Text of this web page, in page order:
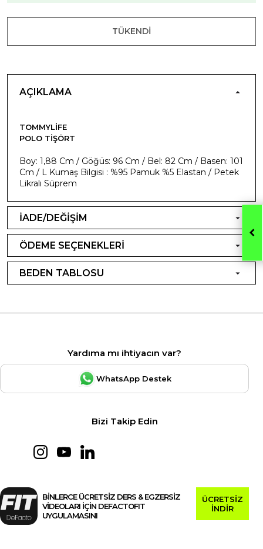
TÜKENDI
AÇIKLAMA
TOMMYLIFE
POLO TIŞÖRT
Boy: 1,88 Cm / Göğüs: 96 Cm / Bel: 82 Cm / Basen: 101
Cm / L Kumaş Bilgisi : %95 Pamuk %5 Elastan / Petek
Likralı Süprem
İADE/DEĞİŞİM
ÖDEME SEÇENEKLERİ
BEDEN TABLOSU
Yardıma mı ihtiyacın var?
WhatsApp Destek
Bizi Takip Edin
BİNLERCE ÜCRETSİZ DERS & EGZERSİZ
VİDEOLARI İÇİN DEFACTOFIT
UYGULAMASINI
ÜCRETSİZ
İNDİR